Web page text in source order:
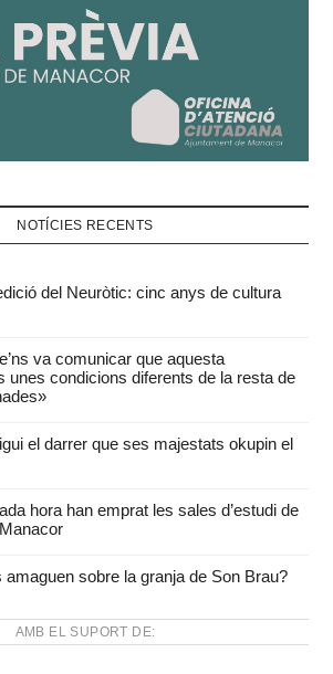
NOTÍCIES RECENTS
del Neuròtic: cinc anys de cultura
va comunicar que aquesta
unes condicions diferents de la resta de
el darrer que ses majestats okupin el
hora han emprat les sales d’estudi de
sobre la granja de Son Brau?
AMB EL SUPORT DE: